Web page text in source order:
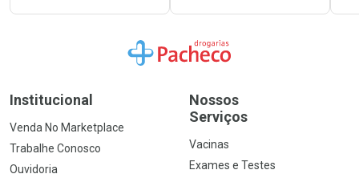
Ir para a Home
Institucional
Venda No Marketplace
Trabalhe Conosco
Ouvidoria
Nossos
Serviços
Vacinas
Exames e Testes